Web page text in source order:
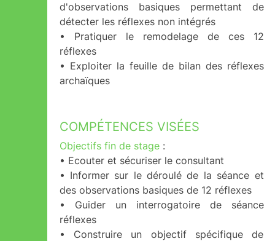
d'observations basiques permettant de
détecter les réflexes non intégrés
• Pratiquer le remodelage de ces 12
réflexes
• Exploiter la feuille de bilan des réflexes
archaïques
COMPÉTENCES VISÉES
Objectifs fin de stage:
• Ecouter et sécuriser le consultant
• Informer sur le déroulé de la séance et
des observations basiques de 12 réflexes
• Guider un interrogatoire de séance
réflexes
• Construire un objectif spécifique de